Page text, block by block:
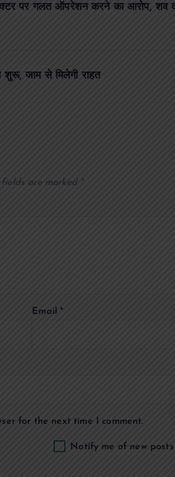
पर गलत ऑपरेशन करने का आरोप,
जाम से मिलेगी राहत
fields are marked *
Email *
for the next time I comment.
Notify me of new